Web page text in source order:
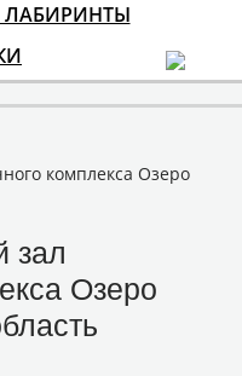
ЛАБИРИНТЫ
комплекса Озеро
зал
Озеро